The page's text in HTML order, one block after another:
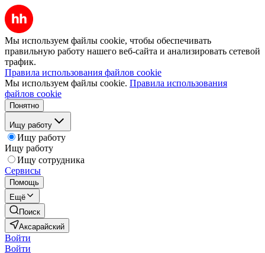
Мы используем файлы cookie, чтобы обеспечивать
правильную работу нашего веб-сайта и анализировать сетевой
трафик.
Правила использования файлов cookie
Мы используем файлы cookie. Правила использования
файлов cookie
Понятно
Ищу работу
Ищу работу
Ищу работу
Ищу сотрудника
Сервисы
Помощь
Ещё
Поиск
Аксарайский
Войти
Войти